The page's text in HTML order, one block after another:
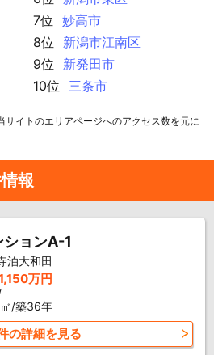
7位
妙高市
8位
新潟市江南区
9位
新発田市
10位
三条市
イトのエリアページへのアクセス数を元に
報
ションA-1
泊大和田
万円
/築36年
の詳細を見る